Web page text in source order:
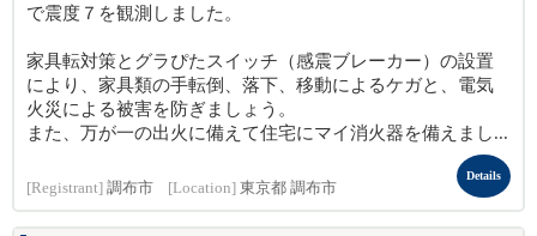
で震度７を観測しました。
家具転対策とグラぴたスイッチ（感震ブレーカー）の設置
により、家具類の手転倒、落下、移動によるケガと、電気
火災による被害を防ぎましょう。
また、万が一の出火に備えて住宅にマイ消火器を備えまし...
[Registrant] 調布市 [Location] 東京都 調布市
Details